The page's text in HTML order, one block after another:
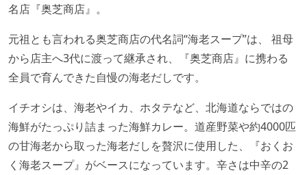
名店『奥芝商店』。
元祖とも言われる奥芝商店の代名詞“海老スープ”は、 祖母
から店主へ3代に渡って継承され、『奥芝商店』に携わる
全員で育んできた自慢の海老だしです。
イチオシは、海老やイカ、ホタテなど、北海道ならではの
海鮮がたっぷり詰まった海鮮カレー。道産野菜や約4000匹
の甘海老から取った海老だしを贅沢に使用した、『おくお
く海老スープ』がベースになっています。辛さは中辛の2